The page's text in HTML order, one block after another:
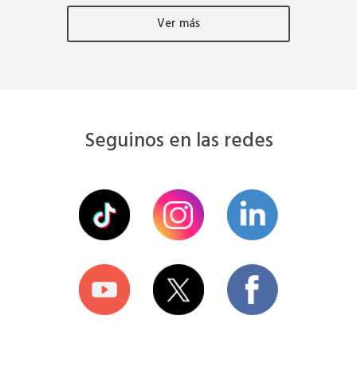
Ver más
Seguinos en las redes